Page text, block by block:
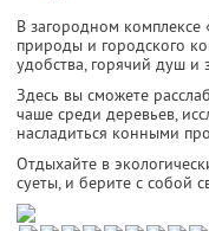
В загородном комплексе
природы и городского
удобства, горячий душ и
Здесь вы сможете
чаше среди деревьев,
насладиться конными
Отдыхайте в
суеты, и берите с собой